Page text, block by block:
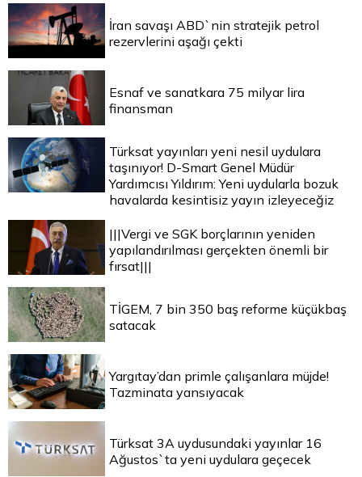
İran savaşı ABD`nin stratejik petrol
rezervlerini aşağı çekti
Esnaf ve sanatkara 75 milyar lira
finansman
Türksat yayınları yeni nesil uydulara
taşınıyor! D-Smart Genel Müdür
Yardımcısı Yıldırım: Yeni uydularla bozuk
havalarda kesintisiz yayın izleyeceğiz
|||Vergi ve SGK borçlarının yeniden
yapılandırılması gerçekten önemli bir
fırsat|||
TİGEM, 7 bin 350 baş reforme küçükbaş
satacak
Yargıtay’dan primle çalışanlara müjde!
Tazminata yansıyacak
Türksat 3A uydusundaki yayınlar 16
Ağustos`ta yeni uydulara geçecek